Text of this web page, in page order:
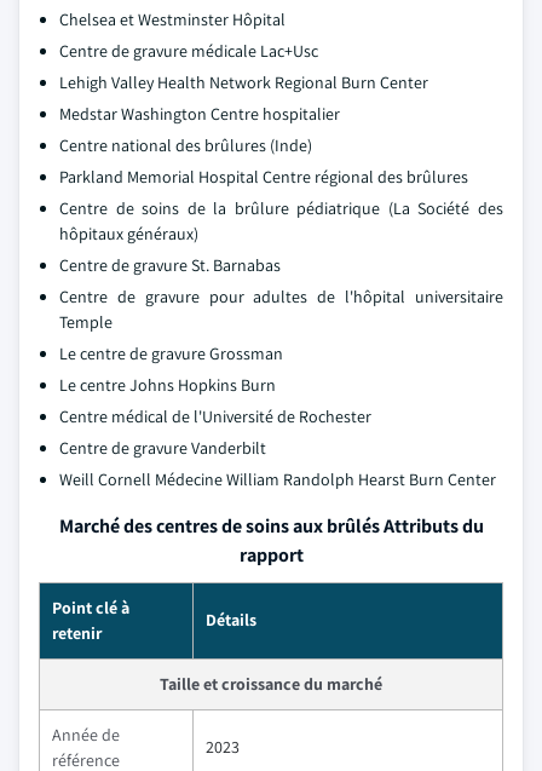
Chelsea et Westminster Hôpital
Centre de gravure médicale Lac+Usc
Lehigh Valley Health Network Regional Burn Center
Medstar Washington Centre hospitalier
Centre national des brûlures (Inde)
Parkland Memorial Hospital Centre régional des brûlures
Centre de soins de la brûlure pédiatrique (La Société des
hôpitaux généraux)
Centre de gravure St. Barnabas
Centre de gravure pour adultes de l'hôpital universitaire
Temple
Le centre de gravure Grossman
Le centre Johns Hopkins Burn
Centre médical de l'Université de Rochester
Centre de gravure Vanderbilt
Weill Cornell Médecine William Randolph Hearst Burn Center
Marché des centres de soins aux brûlés Attributs du
rapport
Point clé à
retenir
Détails
Taille et croissance du marché
Année de
référence
2023